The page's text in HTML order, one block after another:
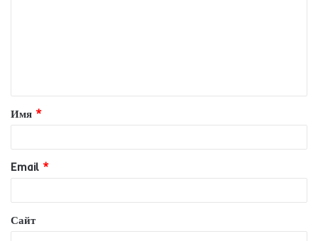
т
а
и
й
*
Имя *
Email *
Сайт